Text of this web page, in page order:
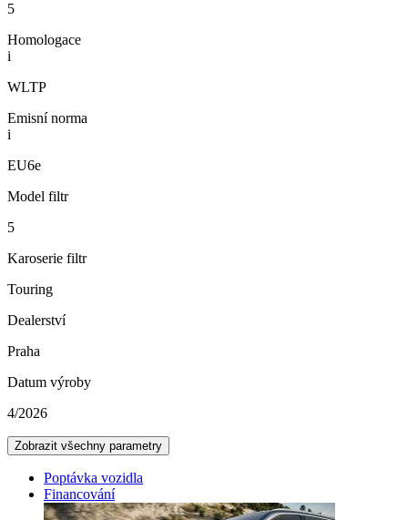
5
Homologace
i
WLTP
Emisní norma
i
EU6e
Model filtr
5
Karoserie filtr
Touring
Dealerství
Praha
Datum výroby
4/2026
Zobrazit všechny parametry
Poptávka vozidla
Financování